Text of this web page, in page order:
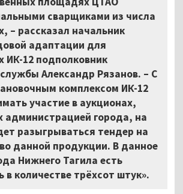
сварщиками из числа
– рассказал начальник
адаптации для
ИК-12 подполковник
Александр Рязанов. – С
комплексом ИК-12
участие в аукционах,
администрацией города, на
разыгрываться тендер на
данной продукции. В данное
Нижнего Тагила есть
в количестве трёхсот штук».